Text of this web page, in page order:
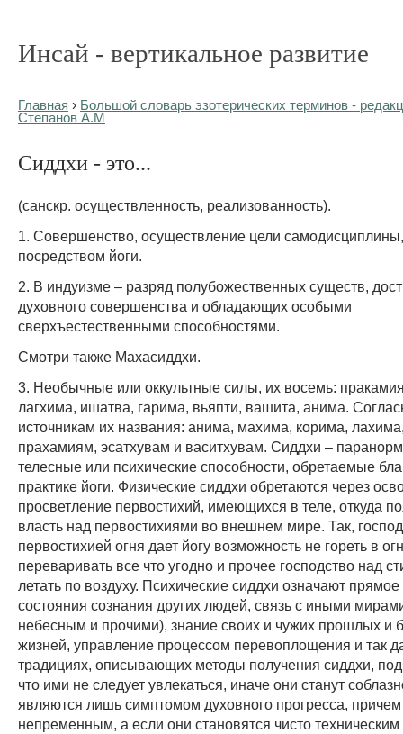
Инсай - вертикальное развитие
Главная › Большой словарь эзотерических терминов -
Степанов А.М
Сиддхи - это...
(санскр. осуществленность, реализованность).
1. Совершенство, осуществление цели
посредством йоги.
2. В индуизме – разряд полубожественных существ,
духовного совершенства и обладающих особыми
сверхъестественными способностями.
Смотри также Махасиддхи.
3. Необычные или оккультные силы, их восемь:
лагхима, ишатва, гарима, вьяпти, вашита, анима.
источникам их названия: анима, махима, корима,
прахамиям, эсатхувам и васитхувам. Сиддхи –
телесные или психические способности, обретаемые
практике йоги. Физические сиддхи обретаются через
просветление первостихий, имеющихся в теле, откуда
власть над первостихиями во внешнем мире. Так,
первостихией огня дает йогу возможность не гореть в
переваривать все что угодно и прочее господство над
летать по воздуху. Психические сиддхи означают
состояния сознания других людей, связь с иными
небесным и прочими), знание своих и чужих прошлых и
жизней, управление процессом перевоплощения и так
традициях, описывающих методы получения сиддхи,
что ими не следует увлекаться, иначе они станут
являются лишь симптомом духовного прогресса,
непременным, а если они становятся чисто